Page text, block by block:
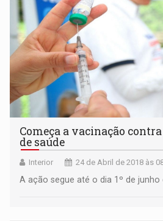
Começa a vacinação
de saúde
Interior 24 de Abril de 2018 às
A ação segue até o dia 1º de junho